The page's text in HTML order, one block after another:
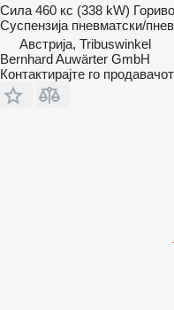
Сила 460 кс (338 kW) Гориво
Суспензија пневматски/
Австрија, Tribuswinkel
Bernhard Auwärter GmbH
Контактирајте го продавачот